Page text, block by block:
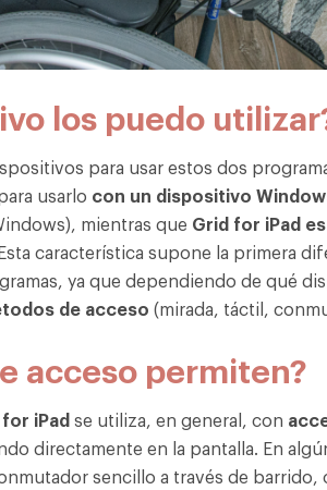
los puedo
para usar estos dos
usarlo con un dispositivo
mientras que Grid for iPad
característica supone la primera
ya que dependiendo de qué
de acceso (mirada, táctil,
acceso permiten?
iPadse utiliza, en general, con
directamente en la pantalla. En
sencillo a través de barrido,